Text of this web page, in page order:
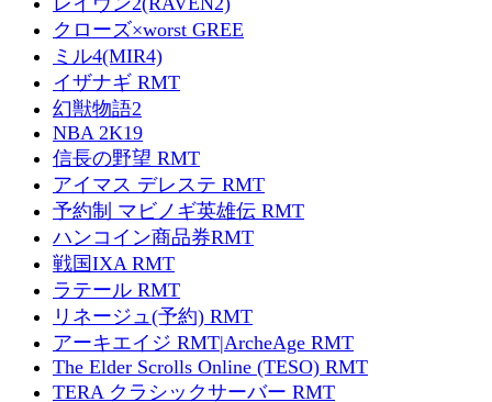
クローズ×worst GREE
ミル4(MIR4)
イザナギ RMT
幻獣物語2
NBA 2K19
信長の野望 RMT
アイマス デレステ RMT
予約制 マビノギ英雄伝 RMT
ハンコイン商品券RMT
戦国IXA RMT
ラテール RMT
リネージュ(予約) RMT
アーキエイジ RMT|ArcheAge RMT
The Elder Scrolls Online (TESO) RMT
TERA クラシックサーバー RMT